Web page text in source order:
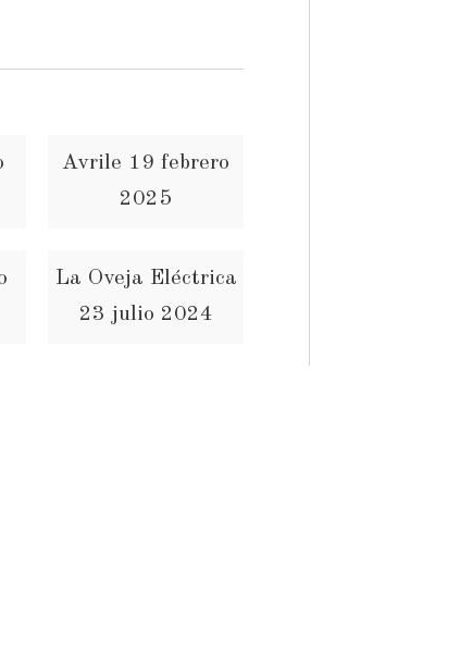
Avrile 19 febrero
2025
La Oveja Eléctrica
23 julio 2024